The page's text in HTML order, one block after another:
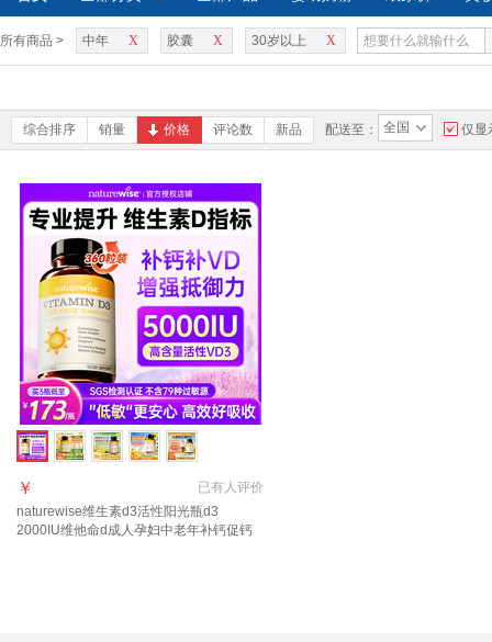
所有商品 > X
中年 X
胶囊 X
30岁以上
综合排序 销量 价格 评论数 新品 配送至： 全国 仅显
已有人评价
￥
naturewise维生素d3活性阳光瓶d3
2000IU维他命d成人孕妇中老年补钙促钙